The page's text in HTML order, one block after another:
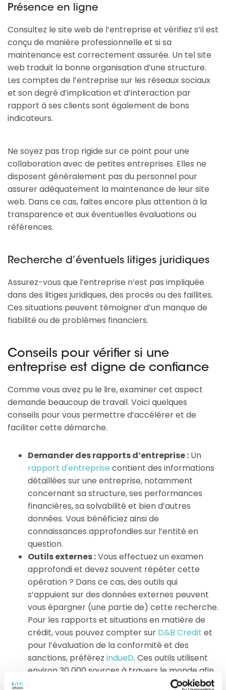
Présence en ligne
Consultez le site web de l’entreprise et vérifiez s’il est
conçu de manière professionnelle et si sa
maintenance est correctement assurée. Un tel site
web traduit la bonne organisation d’une structure.
Les comptes de l’entreprise sur les réseaux sociaux
et son degré d’implication et d’interaction par
rapport à ses clients sont également de bons
indicateurs.
Ne soyez pas trop rigide sur ce point pour une
collaboration avec de petites entreprises. Elles ne
disposent généralement pas du personnel pour
assurer adéquatement la maintenance de leur site
web. Dans ce cas, faites encore plus attention à la
transparence et aux éventuelles évaluations ou
références.
Recherche d’éventuels litiges juridiques
Assurez-vous que l’entreprise n’est pas impliquée
dans des litiges juridiques, des procès ou des faillites.
Ces situations peuvent témoigner d’un manque de
fiabilité ou de problèmes financiers.
Conseils pour vérifier si une
entreprise est digne de confiance
Comme vous avez pu le lire, examiner cet aspect
demande beaucoup de travail. Voici quelques
conseils pour vous permettre d’accélérer et de
faciliter cette démarche.
Demander des rapports d’entreprise : Un
rapport d'entreprise contient des informations
détaillées sur une entreprise, notamment
concernant sa structure, ses performances
financières, sa solvabilité et bien d’autres
données. Vous bénéficiez ainsi de
connaissances approfondies sur l’entité en
question.
Outils externes :Vous effectuez un examen
approfondi et devez souvent répéter cette
opération ? Dans ce cas, des outils qui
s’appuient sur des données externes peuvent
vous épargner (une partie de) cette recherche.
Pour les rapports et situations en matière de
crédit, vous pouvez compter sur D&B Credit et
pour l’évaluation de la conformité et des
sanctions, préférez indueD. Ces outils utilisent
environ 30 000 sources à travers le monde afin
de vous fournir les données les plus précises de